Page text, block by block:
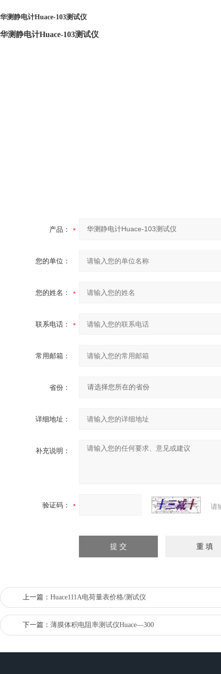
华测静电计Huace-103测试仪
华测静电计Huace-103测试仪
产品：
您的单位：
您的姓名：
联系电话：
常用邮箱：
省份：
详细地址：
补充说明：
验证码： 请
上一篇： Huace111A电荷量表价格/测试仪
下一篇： 薄膜体积电阻率测试仪Huace—300